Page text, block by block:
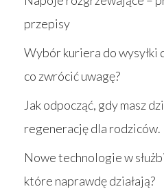
przepisy
Wybór kuriera do wysyłki
co zwrócić uwagę?
Jak odpocząć, gdy masz
regenerację dla rodziców.
Nowe technologie w
które naprawdę działają?